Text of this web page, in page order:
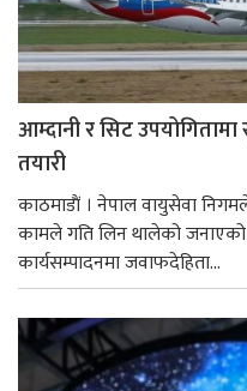
आम्दानी र सिट
तयारी
काठमाडाैं । नेपाल वायुसेवा
कामले गति लिन थालेको
कार्यसम्पादनमा जवाफदेहिता...